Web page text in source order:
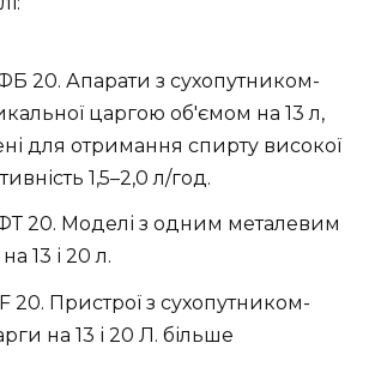
20. Апарати з сухопутником-
царгою об'ємом на 13 л,
для отримання спирту високої
1,5–2,0 л/год.
20. Моделі з одним металевим
13 і 20 л.
20. Пристрої з сухопутником-
на 13 і 20 Л. більше